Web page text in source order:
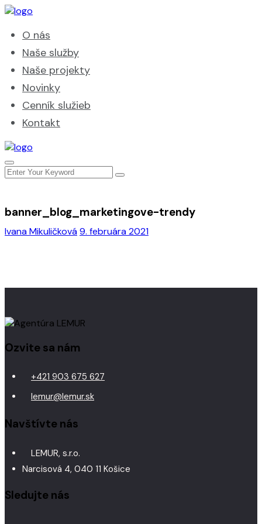
O nás
Naše služby
Naše projekty
Novinky
Cenník služieb
Kontakt
Ivana Mikuličková9. februára 2021
banner_blog_marketingove-trendy
Ozvite sa nám
+421 903 675 627
lemur@lemur.sk
Navštívte nás
LEMUR, s.r.o.
Narcisová 4, 040 11 Košice
Sledujte nás